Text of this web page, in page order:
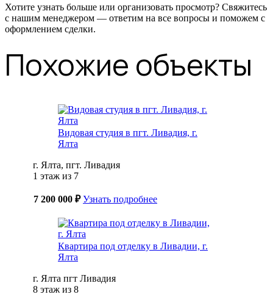
Хотите узнать больше или организовать просмотр? Свяжитесь
с нашим менеджером — ответим на все вопросы и поможем с
оформлением сделки.
Похожие объекты
Видовая студия в пгт. Ливадия, г.
Ялта
г. Ялта, пгт. Ливадия
1 этаж из 7
7 200 000 ₽ Узнать подробнее
Квартира под отделку в Ливадии, г.
Ялта
г. Ялта пгт Ливадия
8 этаж из 8